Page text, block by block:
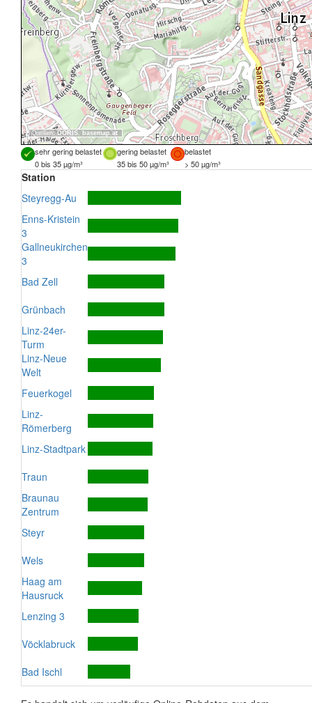
Quellen:DORIS, basemap.at
sehr gering belastet gering belastet
belastet
0 bis 35 µg/m³
35 bis 50 µg/m³ > 50 µg/m³
Station
Steyregg-Au
Enns-Kristein
3
Gallneukirchen
3
Bad Zell
Grünbach
Linz-24er-
Turm
Linz-Neue
Welt
Feuerkogel
Linz-
Römerberg
Linz-Stadtpark
Traun
Braunau
Zentrum
Steyr
Wels
Haag am
Hausruck
Lenzing 3
Vöcklabruck
Bad Ischl